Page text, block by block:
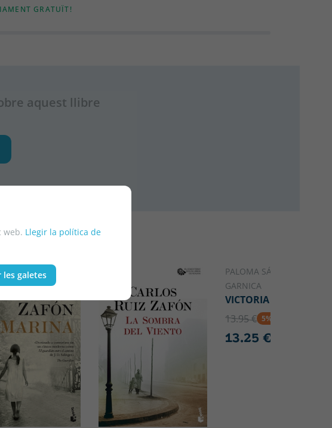
web. Llegir la política de
les galetes
GRATUÏT!
aquest llibre
PALOMA SÁNCHEZ-
GARNICA
VICTORIA
13.95 € 5% DTO
13.25 €